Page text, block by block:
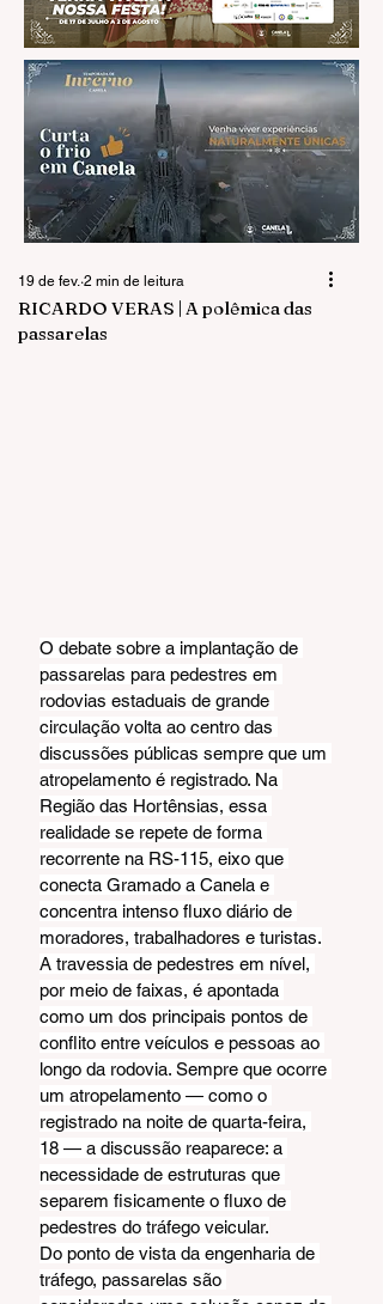
RICARDO VERAS | A polêmica das
passarelas
19 de fev. 2 min de leitura
O debate sobre a implantação de
passarelas para pedestres em
rodovias estaduais de grande
circulação volta ao centro das
discussões públicas sempre que um
atropelamento é registrado. Na
Região das Hortênsias, essa
realidade se repete de forma
recorrente na RS-115, eixo que
conecta Gramado a Canela e
concentra intenso fluxo diário de
moradores, trabalhadores e turistas.
A travessia de pedestres em nível,
por meio de faixas, é apontada
como um dos principais pontos de
conflito entre veículos e pessoas ao
longo da rodovia. Sempre que ocorre
um atropelamento — como o
registrado na noite de quarta-feira,
18 — a discussão reaparece: a
necessidade de estruturas que
separem fisicamente o fluxo de
pedestres do tráfego veicular.
Do ponto de vista da engenharia de
tráfego, passarelas são